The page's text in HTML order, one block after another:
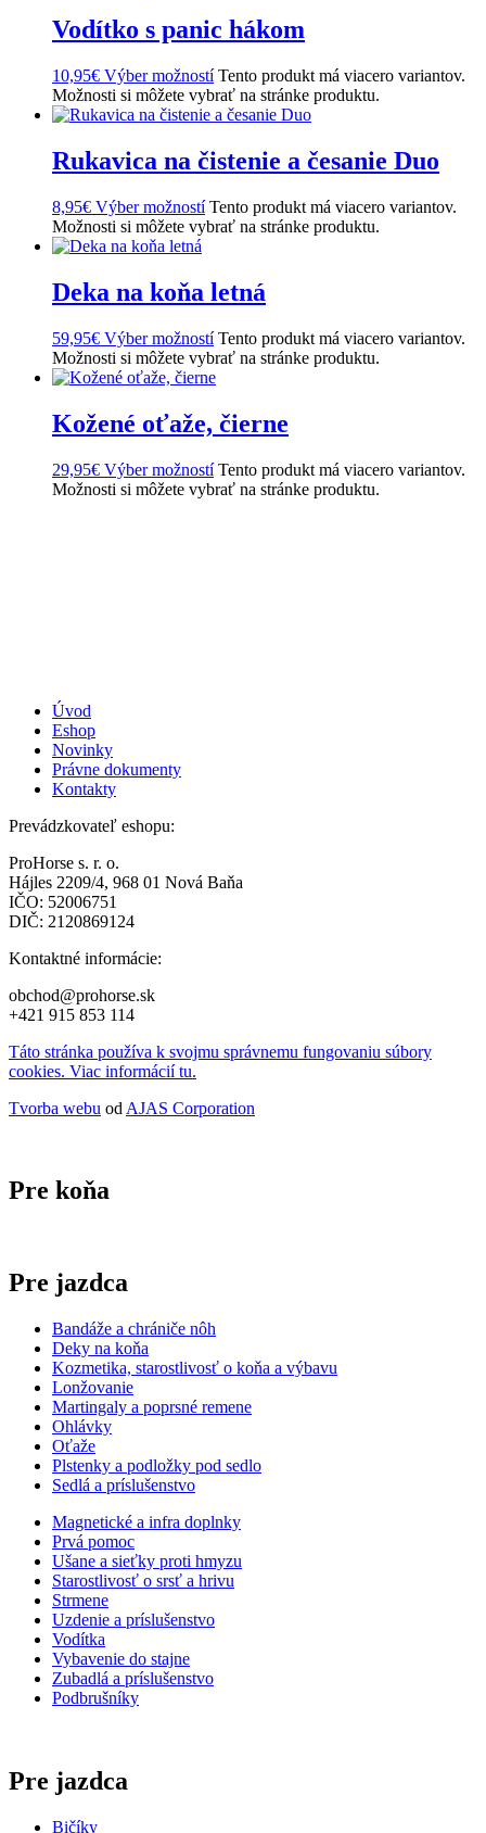
Vodítko s panic hákom
10,95€ Výber možností Tento produkt má viacero variantov.
Možnosti si môžete vybrať na stránke produktu.
Rukavica na čistenie a česanie Duo
8,95€ Výber možností Tento produkt má viacero variantov.
Možnosti si môžete vybrať na stránke produktu.
Deka na koňa letná
59,95€ Výber možností Tento produkt má viacero variantov.
Možnosti si môžete vybrať na stránke produktu.
Kožené oťaže, čierne
29,95€ Výber možností Tento produkt má viacero variantov.
Možnosti si môžete vybrať na stránke produktu.
Úvod
Eshop
Novinky
Právne dokumenty
Kontakty
Prevádzkovateľ eshopu:
ProHorse s. r. o.
Hájles 2209/4, 968 01 Nová Baňa
IČO: 52006751
DIČ: 2120869124
Kontaktné informácie:
obchod@prohorse.sk
+421 915 853 114
Táto stránka používa k svojmu správnemu fungovaniu súbory
cookies. Viac informácií tu.
Tvorba webu od AJAS Corporation
Pre koňa
Pre jazdca
Bandáže a chrániče nôh
Deky na koňa
Kozmetika, starostlivosť o koňa a výbavu
Lonžovanie
Martingaly a poprsné remene
Ohlávky
Oťaže
Plstenky a podložky pod sedlo
Sedlá a príslušenstvo
Magnetické a infra doplnky
Prvá pomoc
Ušane a sieťky proti hmyzu
Starostlivosť o srsť a hrivu
Strmene
Uzdenie a príslušenstvo
Vodítka
Vybavenie do stajne
Zubadlá a príslušenstvo
Podbrušníky
Pre jazdca
Bičíky